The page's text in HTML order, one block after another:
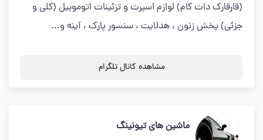
(قارقارک دات کام) لوازم اسپرت و تزئینات اتوموبیل (کلی و
جزئی) پخش زنون ، هدلایت ، سنسور پارک ، آینه و...
مشاهده کانال تلگرام
ماشین های تیونینگ